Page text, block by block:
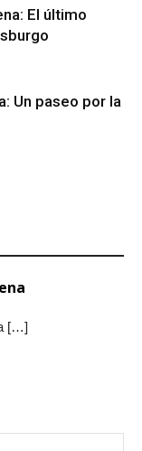
El último
Un paseo por la
[…]